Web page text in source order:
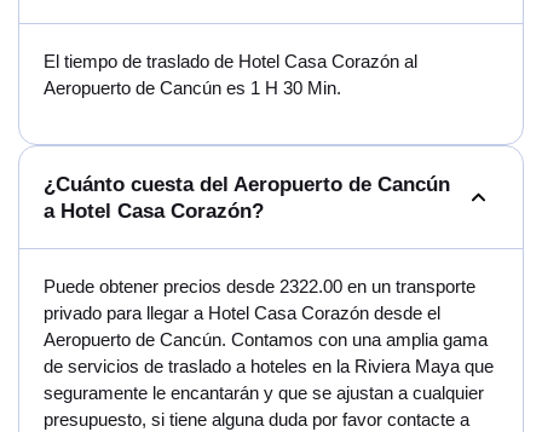
El tiempo de traslado de Hotel Casa Corazón al
Aeropuerto de Cancún es 1 H 30 Min.
¿Cuánto cuesta del Aeropuerto de Cancún
a Hotel Casa Corazón?
Puede obtener precios desde 2322.00 en un transporte
privado para llegar a Hotel Casa Corazón desde el
Aeropuerto de Cancún. Contamos con una amplia gama
de servicios de traslado a hoteles en la Riviera Maya que
seguramente le encantarán y que se ajustan a cualquier
presupuesto, si tiene alguna duda por favor contacte a